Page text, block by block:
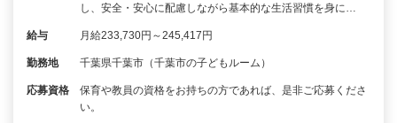
し、安全・安心に配慮しながら基本的な生活習慣を身に…
給与 月給233,730円～245,417円
勤務地 千葉県千葉市（千葉市の子どもルーム）
応募資格
保育や教員の資格をお持ちの方であれば、是非ご応募くださ
い。